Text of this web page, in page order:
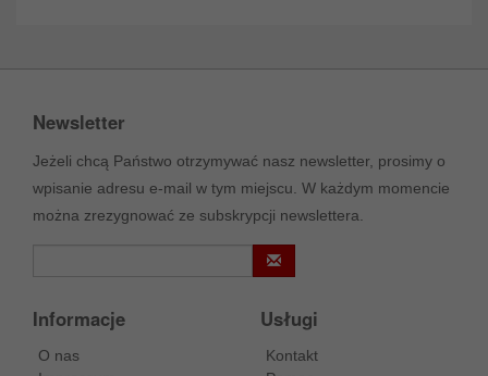
Newsletter
Jeżeli chcą Państwo otrzymywać nasz newsletter, prosimy o
wpisanie adresu e-mail w tym miejscu. W każdym momencie
można zrezygnować ze subskrypcji newslettera.
Informacje
O nas
Usługi
Kontakt